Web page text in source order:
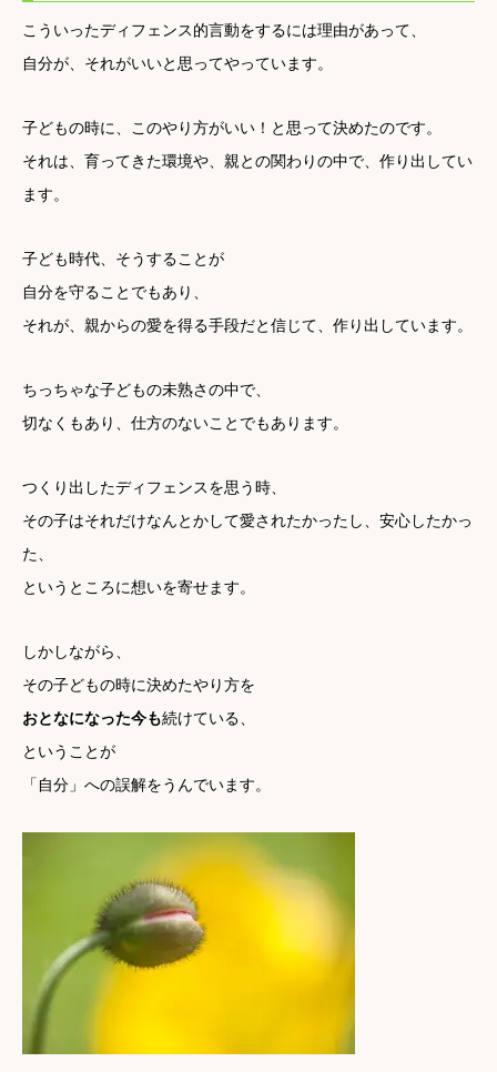
こういったディフェンス的言動をするには理由があって、
自分が、それがいいと思ってやっています。
子どもの時に、このやり方がいい！と思って決めたのです。
それは、育ってきた環境や、親との関わりの中で、作り出してい
ます。
子ども時代、そうすることが
自分を守ることでもあり、
それが、親からの愛を得る手段だと信じて、作り出しています。
ちっちゃな子どもの未熟さの中で、
切なくもあり、仕方のないことでもあります。
つくり出したディフェンスを思う時、
その子はそれだけなんとかして愛されたかったし、安心したかっ
た、
というところに想いを寄せます。
しかしながら、
その子どもの時に決めたやり方を
おとなになった今も続けている、
ということが
「自分」への誤解をうんでいます。